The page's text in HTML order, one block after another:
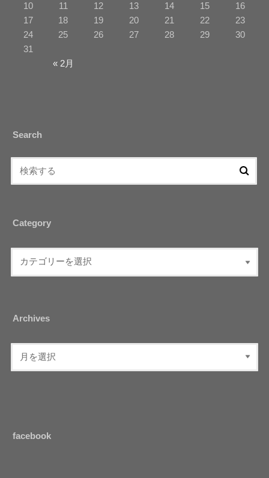
« 2月
10
11 12 13 14 15
16
17
18 19 20 21 22
23
24
25 26 27 28 29
30
31
Search
Category
Archives
facebook